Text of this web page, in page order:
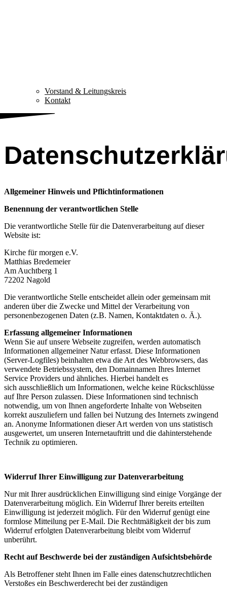
Vorstand & Leitungskreis
Kontakt
Allgemeiner Hinweis und Pflichtinformationen
Benennung der verantwortlichen Stelle
Die verantwortliche Stelle für die Datenverarbeitung auf dieser
Website ist:
Kirche für morgen e.V.
Matthias Bredemeier
Am Auchtberg 1
72202 Nagold
Die verantwortliche Stelle entscheidet allein oder gemeinsam mit
anderen über die Zwecke und Mittel der Verarbeitung von
personenbezogenen Daten (z.B. Namen, Kontaktdaten o. Ä.).
Erfassung allgemeiner Informationen
Wenn Sie auf unsere Webseite zugreifen, werden automatisch
Informationen allgemeiner Natur erfasst. Diese Informationen
(Server-Logfiles) beinhalten etwa die Art des Webbrowsers, das
verwendete Betriebssystem, den Domainnamen Ihres Internet
Service Providers und ähnliches. Hierbei handelt es
sich ausschließlich um Informationen, welche keine Rückschlüsse
auf Ihre Person zulassen. Diese Informationen sind technisch
notwendig, um von Ihnen angeforderte Inhalte von Webseiten
korrekt auszuliefern und fallen bei Nutzung des Internets zwingend
an. Anonyme Informationen dieser Art werden von uns statistisch
ausgewertet, um unseren Internetauftritt und die dahinterstehende
Technik zu optimieren.
Widerruf Ihrer Einwilligung zur Datenverarbeitung
Nur mit Ihrer ausdrücklichen Einwilligung sind einige Vorgänge der
Datenverarbeitung möglich. Ein Widerruf Ihrer bereits erteilten
Einwilligung ist jederzeit möglich. Für den Widerruf genügt eine
formlose Mitteilung per E-Mail. Die Rechtmäßigkeit der bis zum
Widerruf erfolgten Datenverarbeitung bleibt vom Widerruf
unberührt.
Recht auf Beschwerde bei der zuständigen Aufsichtsbehörde
Als Betroffener steht Ihnen im Falle eines datenschutzrechtlichen
Verstoßes ein Beschwerderecht bei der zuständigen